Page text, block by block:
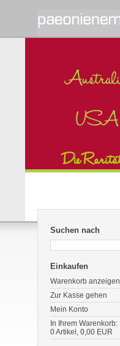
Suchen nach
Einkaufen
Warenkorb anzeigen
Zur Kasse gehen
Mein Konto
In Ihrem Warenkorb:
0Artikel, 0,00 EUR